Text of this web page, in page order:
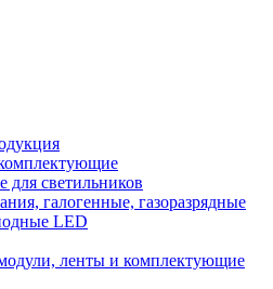
светильников
галогенные, газоразрядные
LED
ленты и комплектующие